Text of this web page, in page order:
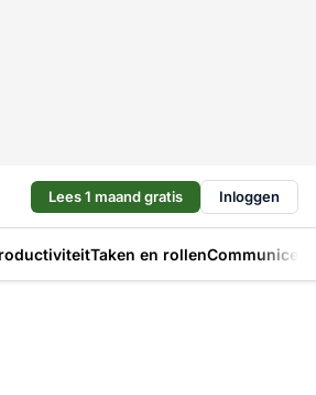
Lees 1 maand gratis Inloggen
Taken en rollen